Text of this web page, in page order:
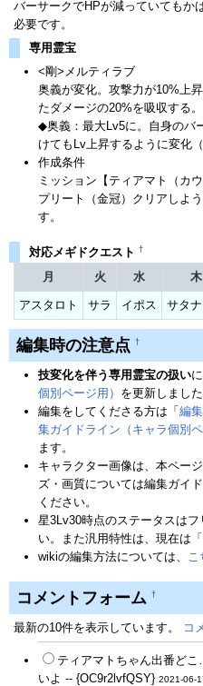
バーサークでHPが減っていてもか
必要です。
専用霊宝
<剛>メルティラブ
奥義が変化。攻撃力が10%上
たダメージの20%を吸収する。
◆奥義：最大Lv5に。自身のバ
けてもLv上昇するように変化
作成条件
ミッション【ティアマト（カ
プリート（金冠）クリアしよ
す。
対応メギドクエスト †
月
火 水 木
アスタロト サラ イポス サタ
編集時の注意点 †
技変化を伴う専用霊宝の扱い
個別ページ用） を更新しまし
編集をしてくださる方は「 編
集ガイドライン（キャラ個別ペ
ます。
キャラクター画像は、本ペー
ズ・画質については編集ガイ
ください。
星3Lv30時点のステータスは
い。また汎用特性は、現在は
wikiの編集方法については、
コメントフォーム †
最新の10件を表示しています。 コ
ティアマトちゃん出番ど
いよ -- {OC9r2lvfQSY} 2021-06-